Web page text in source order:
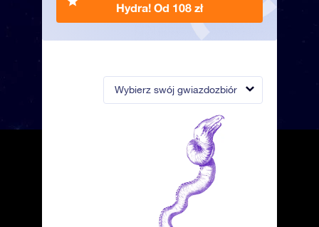
Wybierz swój gwiazdozbiór
Hydra! Od 108 zł